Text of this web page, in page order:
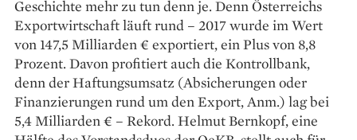
Geschichte mehr zu tun denn je. Denn Österreichs
Exportwirtschaft läuft rund – 2017 wurde im Wert
von 147,5 Milliarden € exportiert, ein Plus von 8,8
Prozent. Davon profitiert auch die Kontrollbank,
denn der Haftungsumsatz (Absicherungen oder
Finanzierun­­gen rund um den Export, Anm.) lag bei
5,4 Milliarden € – Rekord. Helmut Bernkopf, eine